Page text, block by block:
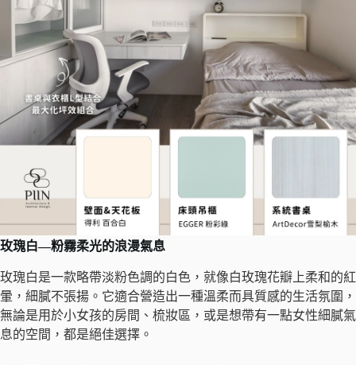
玫瑰白—粉霧柔光的浪漫氣息
玫瑰白是一款略帶淡粉色調的白色，就像白玫瑰花瓣上柔和的紅
暈，細膩不張揚。它適合營造出一種溫柔而具質感的生活氛圍，
無論是用於小女孩的房間、梳妝區，或是想帶有一點女性細膩氣
息的空間，都是絕佳選擇。